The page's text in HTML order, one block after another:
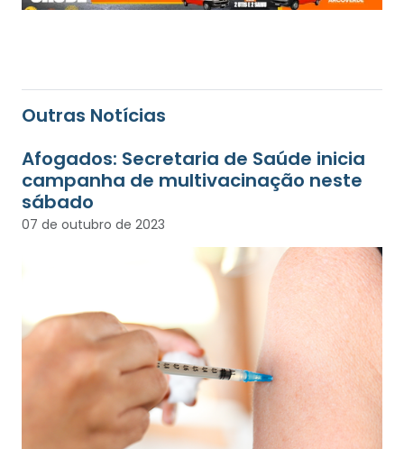
Outras Notícias
Afogados: Secretaria de Saúde inicia
campanha de multivacinação neste
sábado
07 de outubro de 2023